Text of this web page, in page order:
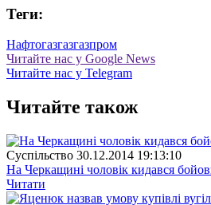
Теги:
Нафтогазгазгазпром
Читайте нас у Google News
Читайте нас у Telegram
Читайте також
Суспiльство 30.12.2014 19:13:10
На Черкащині чоловік кидався
Читати